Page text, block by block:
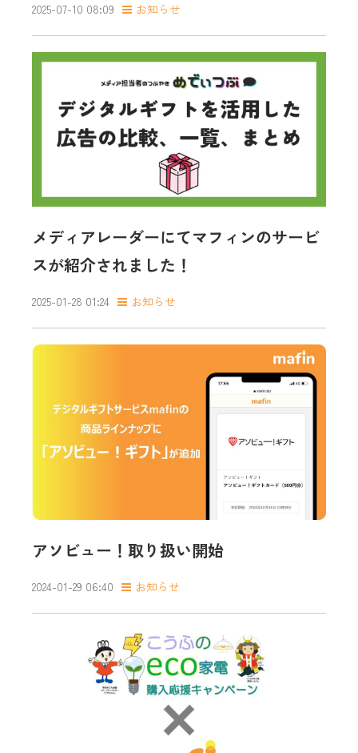
2025-07-10 08:09 お知らせ
メディアレーダーにてマフィンのサービ
スが紹介されました！
2025-01-28 01:24 お知らせ
アソビュー！取り扱い開始
2024-01-29 06:40 お知らせ